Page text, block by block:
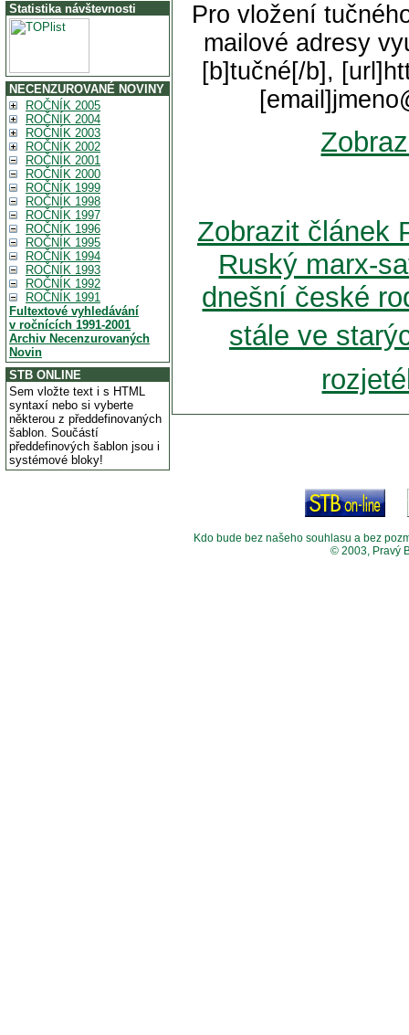
Statistika návštevnosti
NECENZUROVANÉ NOVINY
ROČNÍK 2005
ROČNÍK 2004
ROČNÍK 2003
ROČNÍK 2002
ROČNÍK 2001
ROČNÍK 2000
ROČNÍK 1999
ROČNÍK 1998
ROČNÍK 1997
ROČNÍK 1996
ROČNÍK 1995
ROČNÍK 1994
ROČNÍK 1993
ROČNÍK 1992
ROČNÍK 1991
Fultextové vyhledávání
v ročnících 1991-2001
Archiv Necenzurovaných
Novin
STB ONLINE
Sem vložte text i s HTML
syntaxí nebo si vyberte
některou z předdefinovaných
šablon. Součástí
předdefinových šablon jsou i
systémové bloky!
Pro vložení
mailové adresy
[b]tučné[/b],
Zobrazit článek
Ruský marx-
dnešní české
stále ve
Kdo bude bez našeho souhlasu a bez
© 2003, Pravý